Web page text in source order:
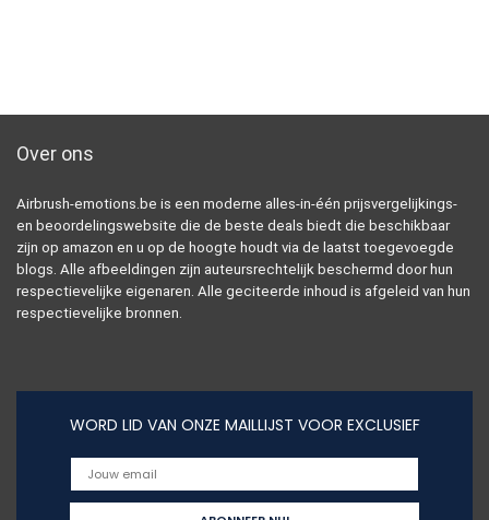
Over ons
Airbrush-emotions.be is een moderne alles-in-één prijsvergelijkings-
en beoordelingswebsite die de beste deals biedt die beschikbaar
zijn op amazon en u op de hoogte houdt via de laatst toegevoegde
blogs. Alle afbeeldingen zijn auteursrechtelijk beschermd door hun
respectievelijke eigenaren. Alle geciteerde inhoud is afgeleid van hun
respectievelijke bronnen.
WORD LID VAN ONZE MAILLIJST VOOR EXCLUSIEF